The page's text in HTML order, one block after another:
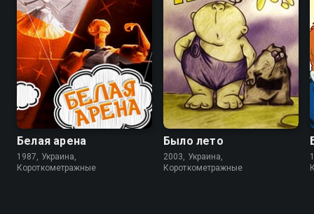
6.2
Белая арена
1987, Украина,
Короткометражные
Было лето
2003, Украина,
Короткометражные